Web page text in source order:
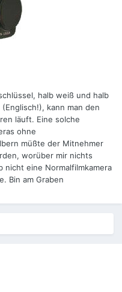
halb weiß und halb
kann man den
läuft. Eine solche
ohne
müßte der Mitnehmer
worüber mir nichts
eine Normalfilmkamera
Bin am Graben